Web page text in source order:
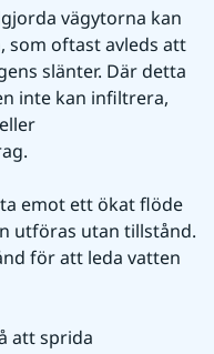
vägytorna kan
som oftast avleds att
slänter. Där detta
inte kan infiltrera,
emot ett ökat flöde
utföras utan tillstånd.
för att leda vatten
att sprida